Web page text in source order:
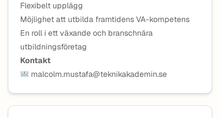
Flexibelt upplägg
Möjlighet att utbilda framtidens VA-kompetens
En roll i ett växande och branschnära
utbildningsföretag
Kontakt
malcolm.mustafa@teknikakademin.se